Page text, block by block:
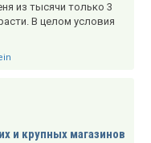
из тысячи только 3
В целом условия
и крупных магазинов